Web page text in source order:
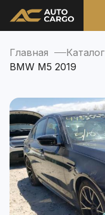
Главная Каталог
BMW M5 2019